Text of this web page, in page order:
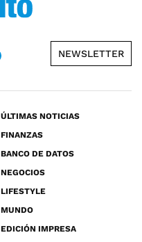
NEWSLETTER
ÚLTIMAS NOTICIAS
FINANZAS
BANCO DE DATOS
NEGOCIOS
LIFESTYLE
MUNDO
EDICIÓN IMPRESA